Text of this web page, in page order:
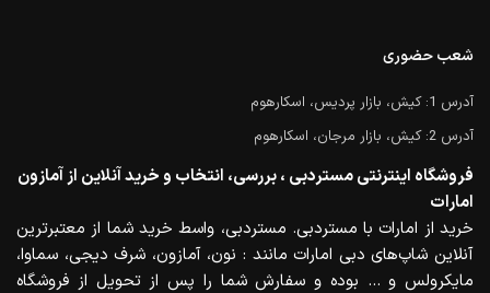
شعب حضوری
آدرس 1: کیش، بازار پردیس، اسکارهوم
آدرس 2: کیش، بازار مرجان، اسکارهوم
فروشگاه اینترنتی مستردبی ، بررسی، انتخاب و خرید آنلاین از آمازون
امارات
خرید از امارات با مستردبی. مستردبی، واسط خرید شما از معتبرترین
آنلاین شاپ‌های دبی امارات مانند : نون، آمازون، شرف دیجی، سماوا،
مایکرولس و … بوده و سفارش شما را پس از تحویل از فروشگاه